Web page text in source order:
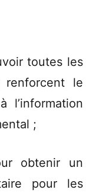
toutes les
renforcent le
l’information
;
obtenir un
pour les